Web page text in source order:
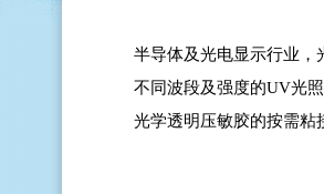
半导体及光电显示行业，
不同波段及强度的UV光
光学透明压敏胶的按需粘